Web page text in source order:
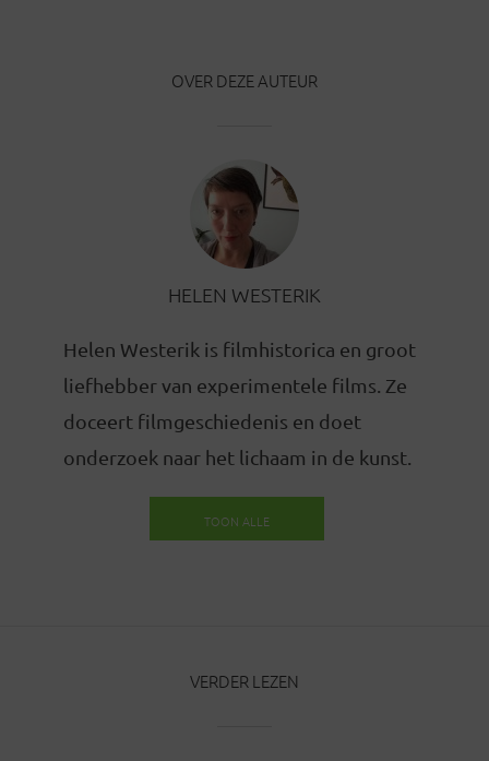
OVER DEZE AUTEUR
HELEN WESTERIK
Helen Westerik is filmhistorica en groot
liefhebber van experimentele films. Ze
doceert filmgeschiedenis en doet
onderzoek naar het lichaam in de kunst.
TOON ALLE
VERDER LEZEN